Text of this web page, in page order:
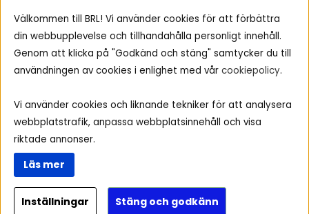
Billjud
Hemmaljud
Medarbetare
Vad passar i min bil
Yamaha Musiccast
Ljud till A-traktorn
Ljud till båten
Ljud till lastbil
Ljus till A-traktorn
Visselblåsning
Instagram
Facebook
Youtube
Copyright © 2026 - BRL Electronics
Välkommen till BRL! Vi använder cookies för att förbättra
din webbupplevelse och tillhandahålla personligt innehåll.
Genom att klicka på "Godkänd och stäng" samtycker du till
användningen av cookies i enlighet med vår cookiepolicy.
Vi använder cookies och liknande tekniker för att analysera
webbplatstrafik, anpassa webbplatsinnehåll och visa
riktade annonser.
Läs mer
Inställningar Stäng och godkänn